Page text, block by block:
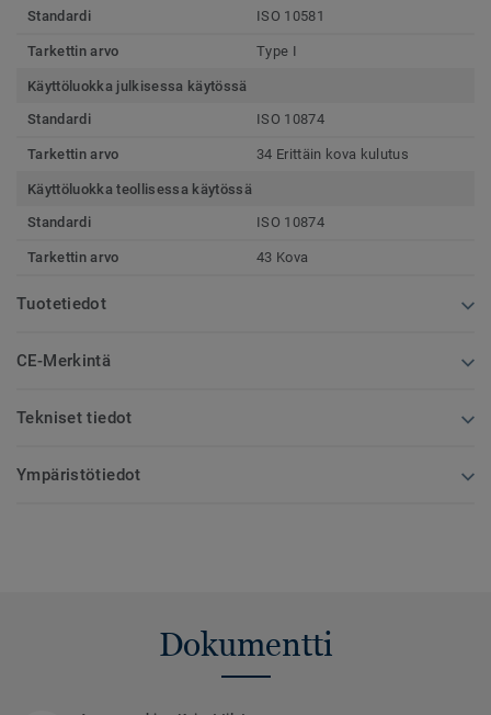
Standardi ISO 10581
Tarkettin arvo Type I
Käyttöluokka julkisessa käytössä
Standardi
ISO 10874
Tarkettin arvo 34 Erittäin kova kulutus
Käyttöluokka teollisessa käytössä
Standardi
ISO 10874
Tarkettin arvo 43 Kova
Tuotetiedot
CE-Merkintä
Tekniset tiedot
Ympäristötiedot
Dokumentti